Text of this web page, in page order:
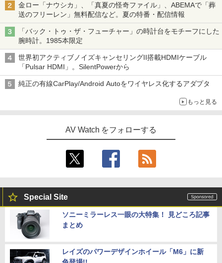
金ロー「ナウシカ」、「真夏の怪奇ファイル」、ABEMAで「葬
送のフリーレン」無料配信など。夏の特番・配信情報
「バック・トゥ・ザ・フューチャー」の時計台をモチーフにした
腕時計。1985本限定
世界初アクティブノイズキャンセリングII搭載HDMIケーブル
「Pulsar HDMI」。SilentPowerから
純正の有線CarPlay/Android Autoをワイヤレス化するアダプタ
もっと見る
AV Watch をフォローする
Special Site
ソニーミラーレス一眼の大特集！ 見どころ記事
まとめ
レイズのパワーデザインホイール「M6」に新